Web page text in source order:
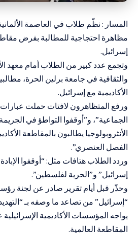
المسار : نظّم طلاب في العاصمة
مظاهرة احتجاجية للمطالبة بفرض
إسرائيل.
وتجمع عدد كبير من الطلاب أمام معهد
والثقافية في جامعة برلين الحرة،
الأكاديمية مع إسرائيل.
ورفع المتظاهرون لافتات حملت
الجماعية”، و”أوقفوا التواطؤ في
الأنثروبولوجيا يطالبون بالمقاطعة
الفصل العنصري”.
وردد الطلاب هتافات مثل: “أوقفوا
إسرائيل” و”الحرية لفلسطين”.
وحذّر قبل أيام تقرير صادر عن لجنة
“إسرائيل” من تصاعد ما وصفه بـ
يواجه المؤسسات الأكاديمية
المقاطعة العالمية.